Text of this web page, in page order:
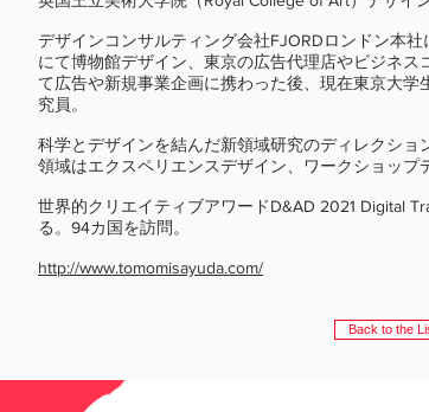
デザインコンサルティング会社FJORDロンドン本
にて博物館デザイン、東京の広告代理店やビジネ
て広告や新規事業企画に携わった後、現在東京大
究員。
科学とデザインを結んだ新領域研究のディレクショ
領域はエクスペリエンスデザイン、ワークショップ
世界的クリエイティブアワードD&AD 2021 Digital
る。94カ国を訪問。
http://www.tomomisayuda.com/
Back to the